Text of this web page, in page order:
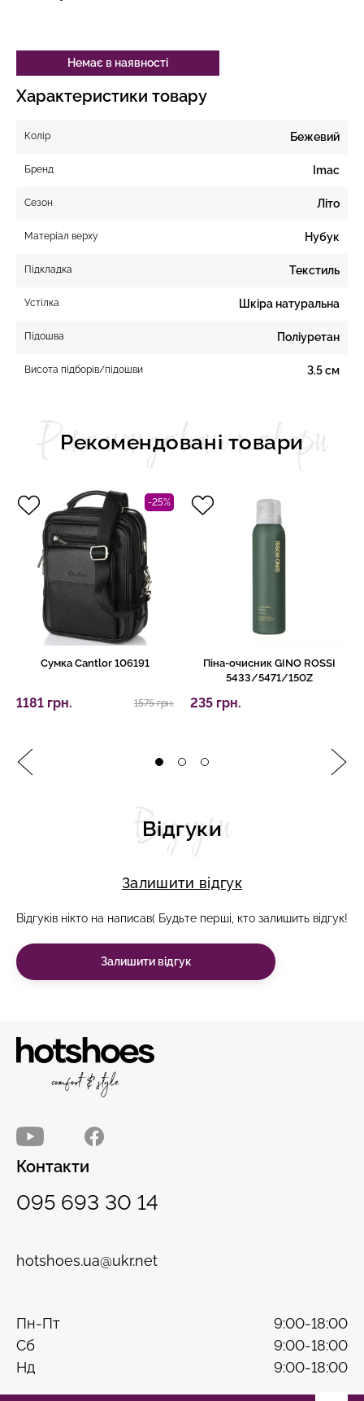
Немає в наявності
Характеристики товару
Колір Бежевий
Бренд Imac
Сезон Літо
Матеріал верху Нубук
Підкладка Текстиль
Устілка Шкіра натуральна
Підошва Поліуретан
Висота підборів/підошви 3.5 см
Рекомендовані товари
Рекомендовані товари
-25%
Сумка Cantlor 106191
1181 грн. 1575 грн.
Піна-очисник GINO ROSSI
5433/5471/150Z
235 грн.
Відгуки
Відгуки
Залишити відгук
Відгуків нікто на написав( Будьте перші, кто залишить відгук!
Залишити відгук
Контакти
095 693 30 14
hotshoes.ua@ukr.net
Пн-Пт
9:00-18:00
Сб
9:00-18:00
Нд
9:00-18:00